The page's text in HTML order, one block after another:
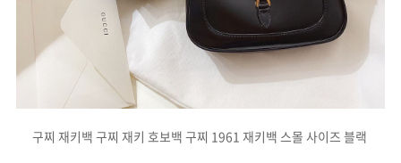
구찌 재키백 구찌 재키 호보백 구찌 1961 재키백 스몰 사이즈 블랙